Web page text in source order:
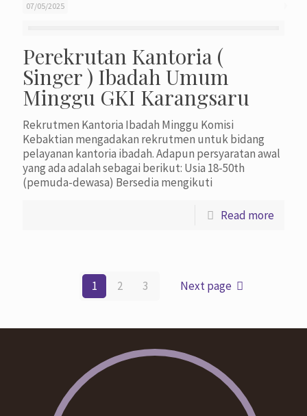
07/05/2025
Perekrutan Kantoria (
Singer ) Ibadah Umum
Minggu GKI Karangsaru
Rekrutmen Kantoria Ibadah Minggu Komisi
Kebaktian mengadakan rekrutmen untuk bidang
pelayanan kantoria ibadah. Adapun persyaratan awal
yang ada adalah sebagai berikut: Usia 18-50th
(pemuda-dewasa) Bersedia mengikuti
Read more
1 2 3 Next page